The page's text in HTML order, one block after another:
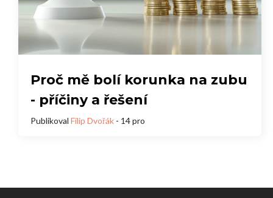
Proč mě bolí korunka na zubu
- příčiny a řešení
Publikoval Filip Dvořák - 14 pro